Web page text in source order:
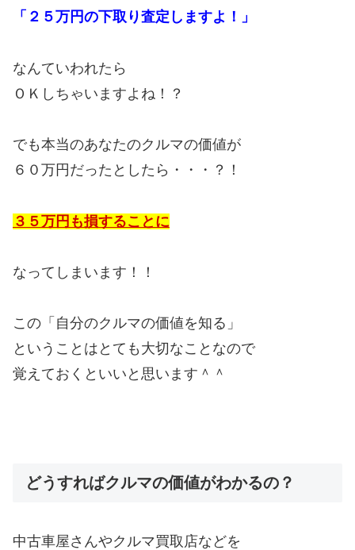
「２５万円の下取り査定しますよ！」
なんていわれたら
ＯＫしちゃいますよね！？
でも本当のあなたのクルマの価値が
６０万円だったとしたら・・・？！
３５万円も損することに
なってしまいます！！
この「自分のクルマの価値を知る」
ということはとても大切なことなので
覚えておくといいと思います＾＾
どうすればクルマの価値がわかるの？
中古車屋さんやクルマ買取店などを